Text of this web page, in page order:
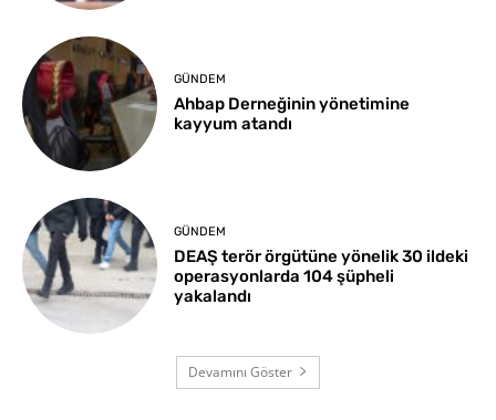
GÜNDEM
Ahbap Derneğinin yönetimine
kayyum atandı
GÜNDEM
DEAŞ terör örgütüne yönelik 30 ildeki
operasyonlarda 104 şüpheli
yakalandı
Devamını Göster